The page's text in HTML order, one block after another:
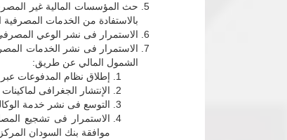
حث المؤسسات المالية غير
بالاستفادة من الخدمات المصرفية
الاستمرار فى نشر الوعي المصرفى
الاستمرار فى نشر الخدمات
الشمول المالي عن طريق:
إطلاق نظام المدفوعات عبر
الإنتشار الجغرافى
التوسع فى نشر خدمة
الاستمرار فى تشجيع
موافقة بنك السودان